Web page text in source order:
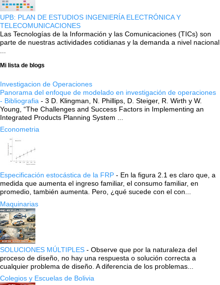
UPB: PLAN DE ESTUDIOS INGENIERÍA ELECTRÓNICA Y
TELECOMUNICACIONES
Las Tecnologías de la Información y las Comunicaciones (TICs) son
parte de nuestras actividades cotidianas y la demanda a nivel nacional
Mi lista de blogs
Investigacion de Operaciones
Panorama del enfoque de modelado en investigación de operaciones
- Bibliografia - 3 D. Klingman, N. Phillips, D. Steiger, R. Wirth y W.
Young, “The Challenges and Success Factors in Implementing an
Integrated Products Planning System ...
Econometria
Especificación estocástica de la FRP - En la figura 2.1 es claro que, a
medida que aumenta el ingreso familiar, el consumo familiar, en
promedio, también aumenta. Pero, ¿qué sucede con el con...
Maquinarias
SOLUCIONES MÚLTIPLES - Observe que por la naturaleza del
proceso de diseño, no hay una respuesta o solución correcta a
cualquier problema de diseño. A diferencia de los problemas...
Colegios y Escuelas de Bolivia